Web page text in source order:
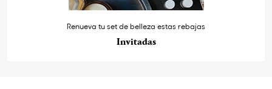
Renueva tu set de belleza estas rebajas
Invitadas